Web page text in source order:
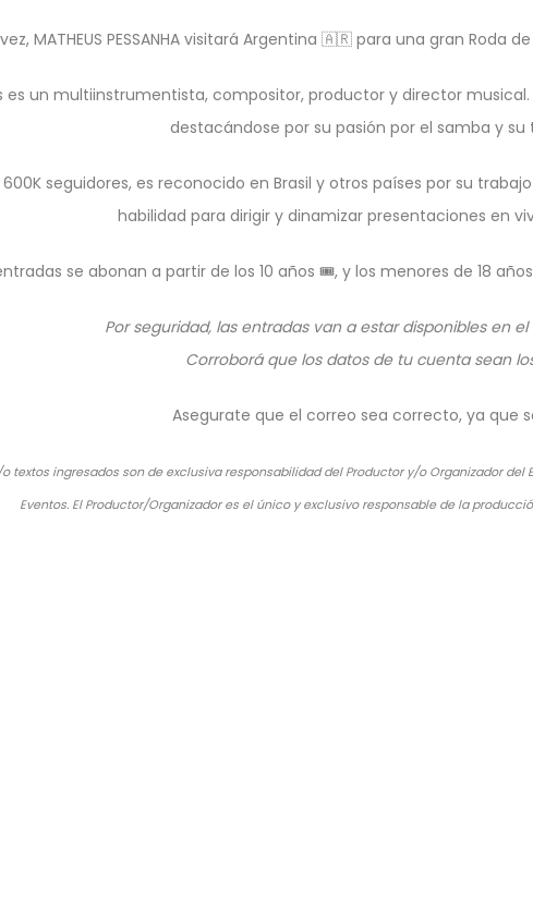
MATHEUS PESSANHA visitará Argentina 🇦🇷 para una gran Roda
es un multiinstrumentista, compositor, productor y director
destacándose por su pasión por el samba y
seguidores, es reconocido en Brasil y otros países por su
habilidad para dirigir y dinamizar presentaciones en
se abonan a partir de los 10 años 🎟️, y los menores de 18
Por seguridad, las entradas van a estar disponibles en
Corroborá que los datos de tu cuenta sean
Asegurate que el correo sea correcto, ya que
textos ingresados son de exclusiva responsabilidad del Productor y/o Organizador
Eventos. El Productor/Organizador es el único y exclusivo responsable de la